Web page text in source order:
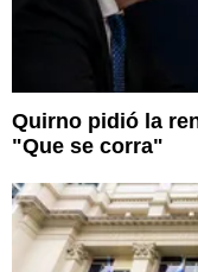
Quirno pidió la
"Que se corra"